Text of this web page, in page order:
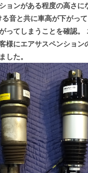
ョンがある程度の高さに
音と共に車高が下がって
ってしまうことを確認。
様にエアサスペンション
した。